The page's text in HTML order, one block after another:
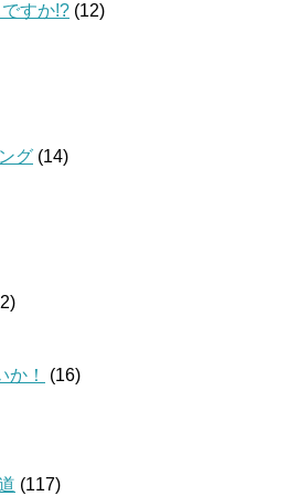
すか!? (12)
グ (14)
！
(16)
(117)